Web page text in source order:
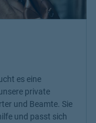
es eine
private
und Beamte. Sie
und passt sich